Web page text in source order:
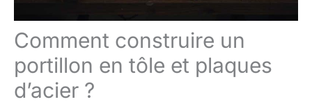
Comment construire un
portillon en tôle et plaques
d’acier ?